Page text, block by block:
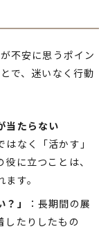
不安に思うポイン
で、迷いなく行動
当たらない
なく「活かす」
に立つことは、
す。
」
：長期間の展
したりしたもの